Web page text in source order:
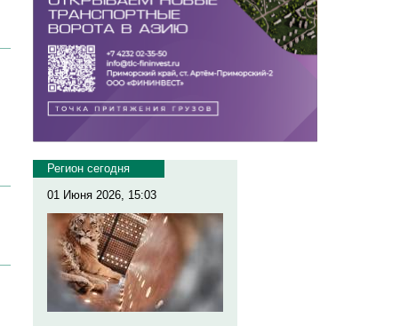
Регион сегодня
01 Июня 2026, 15:03